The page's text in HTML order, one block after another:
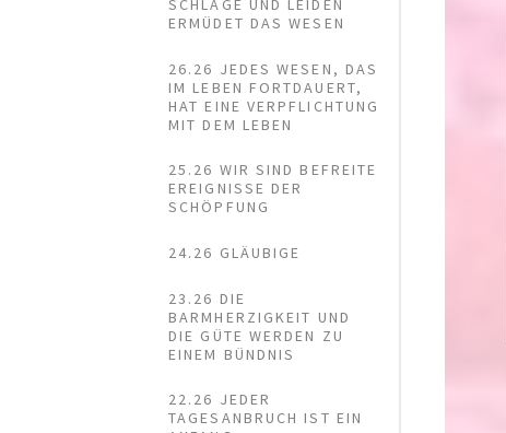
SCHLÄGE UND LEIDEN
ERMÜDET DAS WESEN
26.26 JEDES WESEN, DAS
IM LEBEN FORTDAUERT,
HAT EINE VERPFLICHTUNG
MIT DEM LEBEN
25.26 WIR SIND BEFREITE
EREIGNISSE DER
SCHÖPFUNG
24.26 GLÄUBIGE
23.26 DIE
BARMHERZIGKEIT UND
DIE GÜTE WERDEN ZU
EINEM BÜNDNIS
22.26 JEDER
TAGESANBRUCH IST EIN